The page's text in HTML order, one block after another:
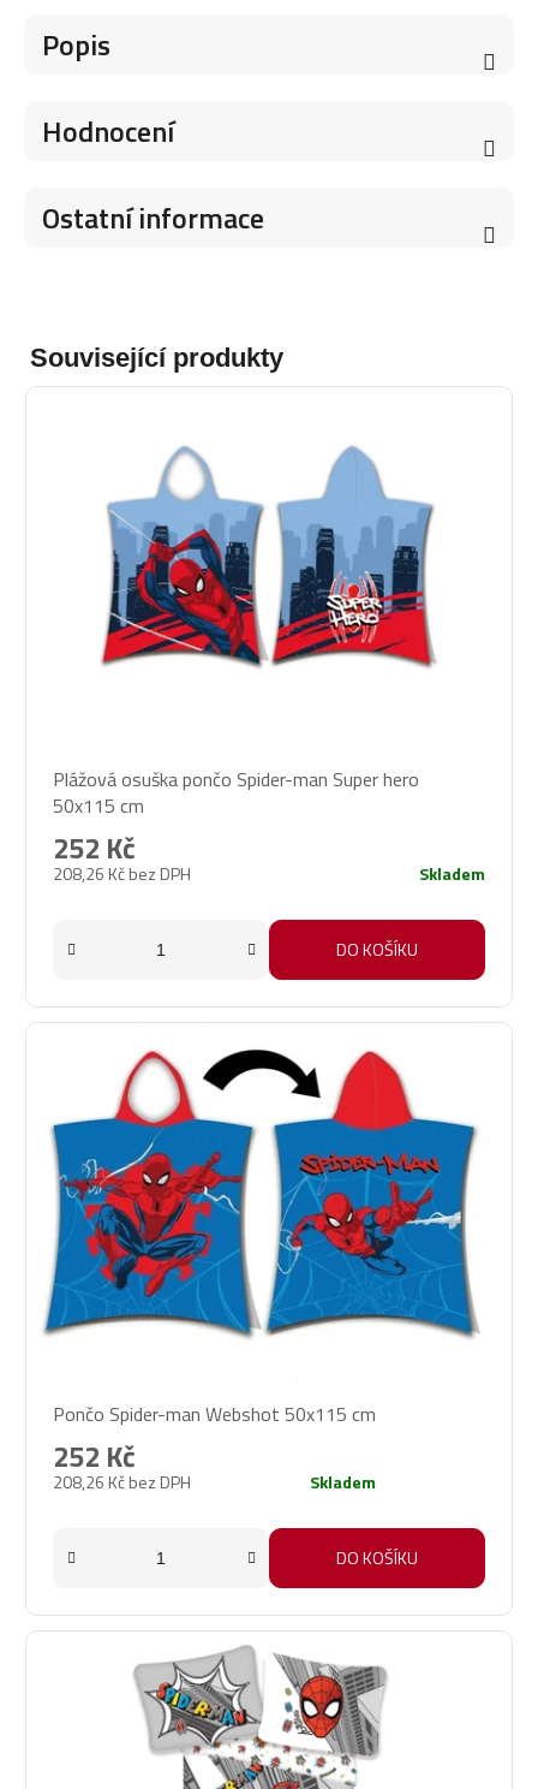
Popis
Hodnocení
Ostatní informace
Související produkty
Plážová osuška pončo Spider-man Super hero
50x115 cm
208,26 Kč bez DPH
252 Kč
Skladem
DO KOŠÍKU
Pončo Spider-man Webshot 50x115 cm
208,26 Kč bez DPH
252 Kč
Skladem
DO KOŠÍKU